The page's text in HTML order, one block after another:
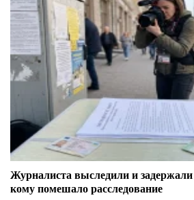
Журналиста выследили и
кому помешало расследование